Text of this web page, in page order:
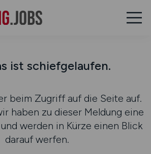
ist schiefgelaufen.
beim Zugriff auf die Seite auf.
haben zu dieser Meldung eine
werden in Kürze einen Blick
darauf werfen.